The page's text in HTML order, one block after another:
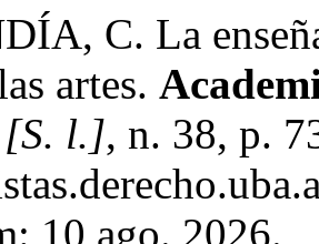
C. La
artes.
[S. l.], n. 38, p.
10 ago. 2026.